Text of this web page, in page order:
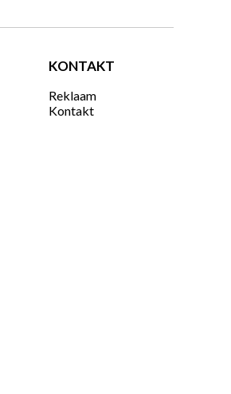
KONTAKT
Reklaam
Kontakt